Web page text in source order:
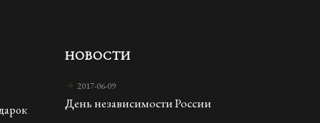
НОВОСТИ
2017-06-09
День независимости России